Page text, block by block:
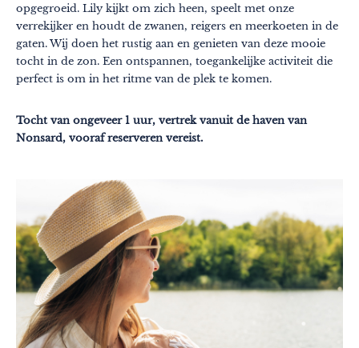
Thema's Formaten
#EstSideStory
Met het hele gezin
In de bergen
In de stad
Origineel
Gastronomie
Wellness
opgegroeid. Lily kijkt om zich heen, speelt met onze
verrekijker en houdt de zwanen, reigers en meerkoeten in de
gaten. Wij doen het rustig aan en genieten van deze mooie
tocht in de zon. Een ontspannen, toegankelijke activiteit die
perfect is om in het ritme van de plek te komen.
Tocht van ongeveer 1 uur, vertrek vanuit de haven van
Nonsard, vooraf reserveren vereist.